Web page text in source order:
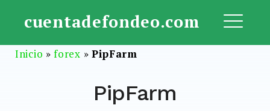
contenido
cuentadefondeo.com
Inicio »forex » PipFarm
PipFarm